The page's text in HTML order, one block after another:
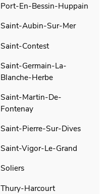
Port-En-Bessin-Huppain
Saint-Aubin-Sur-Mer
Saint-Contest
Saint-Germain-La-
Blanche-Herbe
Saint-Martin-De-
Fontenay
Saint-Pierre-Sur-Dives
Saint-Vigor-Le-Grand
Soliers
Thury-Harcourt